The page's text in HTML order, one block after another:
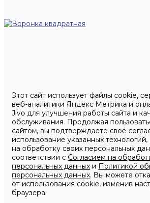
Этот сайт использует файлы cookie,
веб-аналитики Яндекс Метрика и
Jivo для улучшения работы сайта и
обслуживания. Продолжая
сайтом, вы подтверждаете своё
использование указанных технологий,
на обработку своих персональных
соответствии с Согласием на
персональных данных и Политикой
персональных данных. Вы можете
от использования cookie, изменив
браузера.